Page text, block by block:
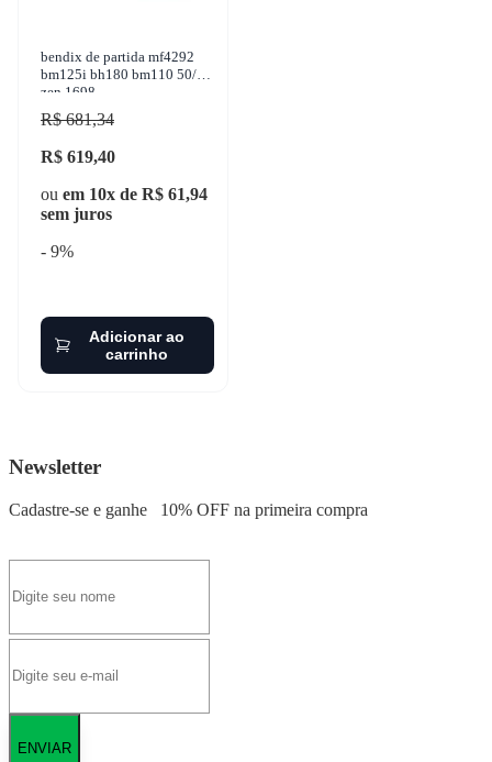
bendix de partida mf4292
bm125i bh180 bm110 50/17
zen 1698
R$ 681,34
R$ 619,40
ou em 10x de R$ 61,94
sem juros
- 9%
Adicionar ao
carrinho
Newsletter
Cadastre-se e ganhe 10% OFF na primeira compra
ENVIAR